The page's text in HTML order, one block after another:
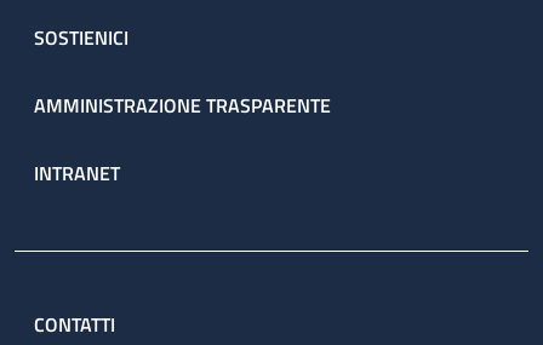
SOSTIENICI
AMMINISTRAZIONE TRASPARENTE
INTRANET
CONTATTI